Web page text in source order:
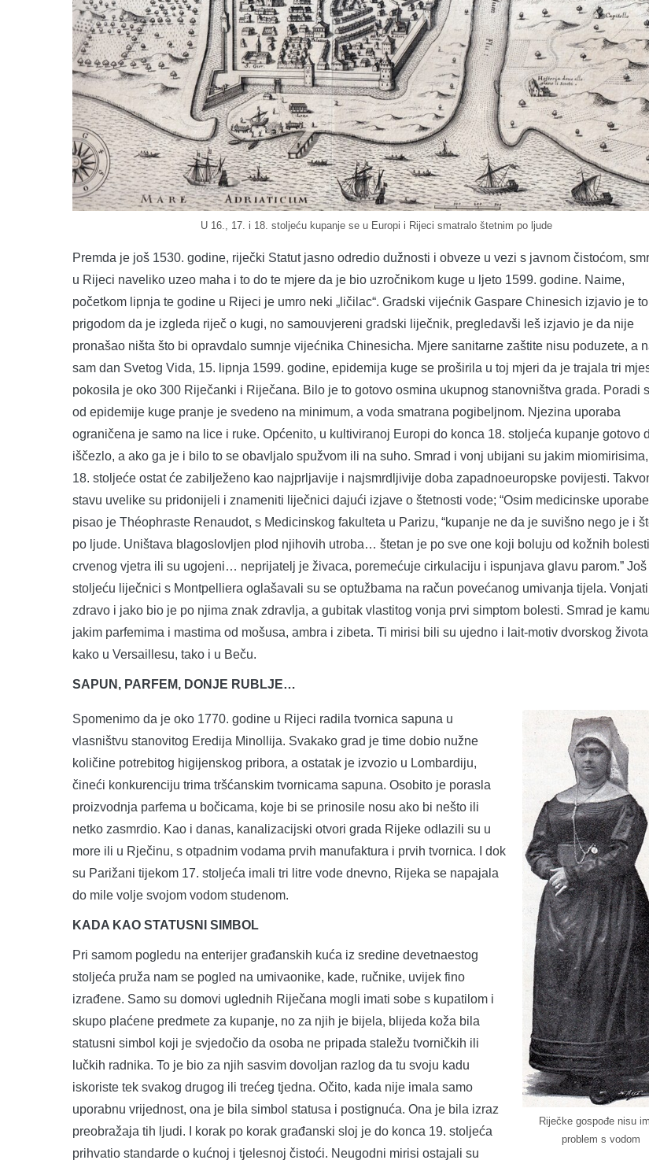
U 16., 17. i 18. stoljeću kupanje se u Europi i Rijeci smatralo štetnim po ljude
Premda je još 1530. godine, riječki Statut jasno odredio dužnosti i obveze u vezi s javnom čistoćom,
u Rijeci naveliko uzeo maha i to do te mjere da je bio uzročnikom kuge u ljeto 1599. godine. Naime,
početkom lipnja te godine u Rijeci je umro neki „ličilac“. Gradski vijećnik Gaspare Chinesich izjavio je
prigodom da je izgleda riječ o kugi, no samouvjereni gradski liječnik, pregledavši leš izjavio je da nije
pronašao ništa što bi opravdalo sumnje vijećnika Chinesicha. Mjere sanitarne zaštite nisu poduzete, a
sam dan Svetog Vida, 15. lipnja 1599. godine, epidemija kuge se proširila u toj mjeri da je trajala tri
pokosila je oko 300 Riječanki i Riječana. Bilo je to gotovo osmina ukupnog stanovništva grada. Poradi
od epidemije kuge pranje je svedeno na minimum, a voda smatrana pogibeljnom. Njezina uporaba
ograničena je samo na lice i ruke. Općenito, u kultiviranoj Europi do konca 18. stoljeća kupanje gotovo
iščezlo, a ako ga je i bilo to se obavljalo spužvom ili na suho. Smrad i vonj ubijani su jakim
18. stoljeće ostat će zabilježeno kao najprljavije i najsmrdljivije doba zapadnoeuropske povijesti.
stavu uvelike su pridonijeli i znameniti liječnici dajući izjave o štetnosti vode; “Osim medicinske
pisao je Théophraste Renaudot, s Medicinskog fakulteta u Parizu, “kupanje ne da je suvišno nego je i
po ljude. Uništava blagoslovljen plod njihovih utroba… štetan je po sve one koji boluju od kožnih
crvenog vjetra ili su ugojeni… neprijatelj je živaca, poremećuje cirkulaciju i ispunjava glavu parom.” Još
stoljeću liječnici s Montpelliera oglašavali su se optužbama na račun povećanog umivanja tijela. Vonjati
zdravo i jako bio je po njima znak zdravlja, a gubitak vlastitog vonja prvi simptom bolesti. Smrad je
jakim parfemima i mastima od mošusa, ambra i zibeta. Ti mirisi bili su ujedno i lait-motiv dvorskog
kako u Versaillesu, tako i u Beču.
SAPUN, PARFEM, DONJE RUBLJE…
Riječke gospođe nisu
problem s vodom
Spomenimo da je oko 1770. godine u Rijeci radila tvornica sapuna u
vlasništvu stanovitog Eredija Minollija. Svakako grad je time dobio nužne
količine potrebitog higijenskog pribora, a ostatak je izvozio u Lombardiju,
čineći konkurenciju trima tršćanskim tvornicama sapuna. Osobito je porasla
proizvodnja parfema u bočicama, koje bi se prinosile nosu ako bi nešto ili
netko zasmrdio. Kao i danas, kanalizacijski otvori grada Rijeke odlazili su u
more ili u Rječinu, s otpadnim vodama prvih manufaktura i prvih tvornica. I dok
su Parižani tijekom 17. stoljeća imali tri litre vode dnevno, Rijeka se napajala
do mile volje svojom vodom studenom.
KADA KAO STATUSNI SIMBOL
Pri samom pogledu na enterijer građanskih kuća iz sredine devetnaestog
stoljeća pruža nam se pogled na umivaonike, kade, ručnike, uvijek fino
izrađene. Samo su domovi uglednih Riječana mogli imati sobe s kupatilom i
skupo plaćene predmete za kupanje, no za njih je bijela, blijeda koža bila
statusni simbol koji je svjedočio da osoba ne pripada staležu tvorničkih ili
lučkih radnika. To je bio za njih sasvim dovoljan razlog da tu svoju kadu
iskoriste tek svakog drugog ili trećeg tjedna. Očito, kada nije imala samo
uporabnu vrijednost, ona je bila simbol statusa i postignuća. Ona je bila izraz
preobražaja tih ljudi. I korak po korak građanski sloj je do konca 19. stoljeća
prihvatio standarde o kućnoj i tjelesnoj čistoći. Neugodni mirisi ostajali su